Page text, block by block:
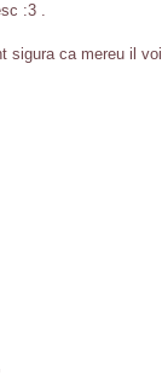
:3 .
sigura ca mereu il voi